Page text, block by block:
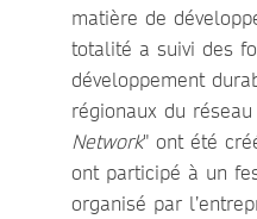
matière de
totalité a suivi des
développement
régionaux du
Network" ont été
ont participé à un
organisé par